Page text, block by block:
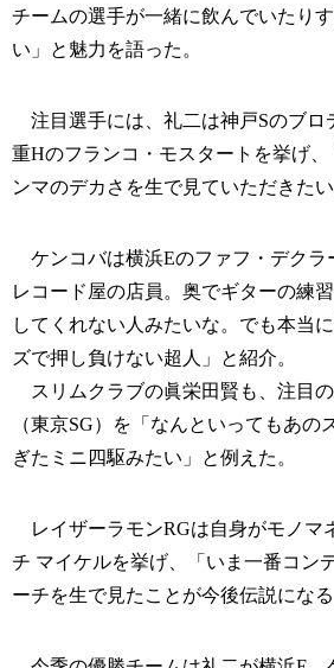
チームの選手が一緒に飲んでいたり
い」と魅力を語った。
注目選手には、礼二は神戸Sのブロ
重Hのフランコ・モスタートを挙げ
ンマのデカさを生で見ていただきたい
ケンコバは横浜Eのファフ・デクラ
レコード屋の店員。奥でギターの練
してくれない人みたいな。でも本当
ズで押し負けない超人」と紹介。
スリムクラブの眞栄田賢も、注目
（東京SG）を「なんといってもあの
ぎたミニ四駆みたい」と例えた。
レイザーラモンRGは自身がモノマ
チ マイケルを挙げ、「いま一番コン
ーチを生で見たことが今後伝説になる